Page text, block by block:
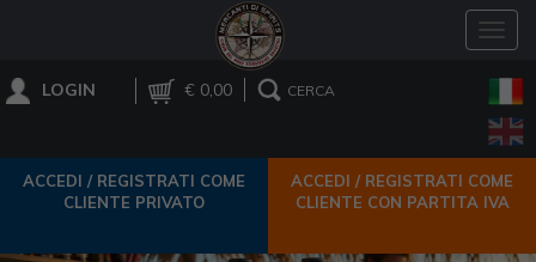
LOGIN € 0,00 CERCA
ACCEDI / REGISTRATI COME
CLIENTE PRIVATO
ACCEDI / REGISTRATI COME
CLIENTE CON PARTITA IVA